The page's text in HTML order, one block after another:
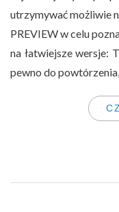
utrzymywać możliwie
PREVIEW w celu
na łatwiejsze wersje:
pewno do